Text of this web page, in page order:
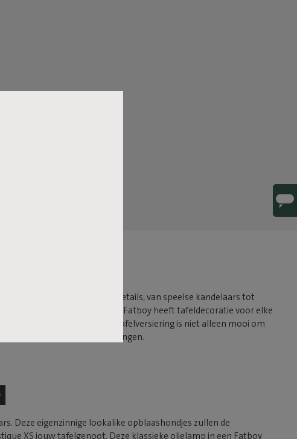
draait om de juiste details, van speelse kandelaars tot
uitstraling. Binnen of buiten? Fatboy heeft tafeldecoratie voor elke
zit ‘m in de sfeer. Onze tafelversiering is niet alleen mooi om
waar je graag aan blijft hangen.
Deze eigenzinnige lookalike opblaashondjes zullen de
XS jouw tafelgenoot. Deze klassieke olielamp in een Fatboy